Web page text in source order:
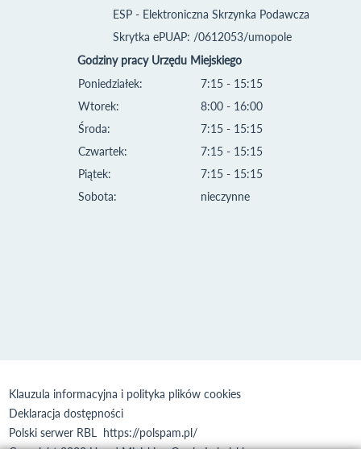
ESP - Elektroniczna Skrzynka Podawcza
Skrytka ePUAP: /0612053/umopole
Godziny pracy Urzędu Miejskiego
Poniedziałek:
Wtorek:
Środa:
Czwartek:
Piątek:
Sobota:
7:15 - 15:15
8:00 - 16:00
7:15 - 15:15
7:15 - 15:15
7:15 - 15:15
nieczynne
Klauzula informacyjna i polityka plików cookies
Deklaracja dostępności
Polski serwer RBL https://polspam.pl/